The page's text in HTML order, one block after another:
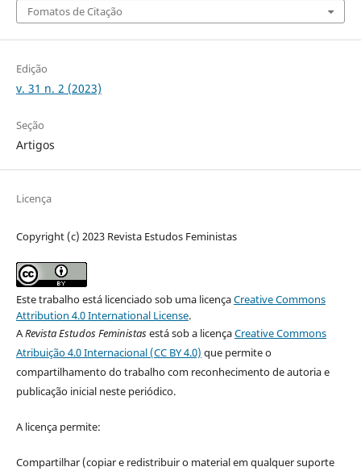
Fomatos de Citação
Edição
v. 31 n. 2 (2023)
Seção
Artigos
Licença
Copyright (c) 2023 Revista Estudos Feministas
Este trabalho está licenciado sob uma licençaCreative Commons
Attribution 4.0 International License.
ARevista Estudos Feministasestá sob a licençaCreative Commons
Atribuição 4.0 Internacional (CC BY 4.0) que permite o
compartilhamento do trabalho com reconhecimento de autoria e
publicação inicial neste periódico.
A licença permite:
Compartilhar (copiar e redistribuir o material em qualquer suporte